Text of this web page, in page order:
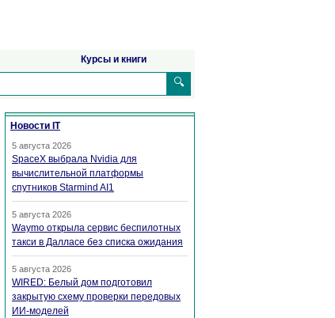
Курсы и книги
🔍
Новости IT
5 августа 2026
SpaceX выбрала Nvidia для
вычислительной платформы
спутников Starmind AI1
5 августа 2026
Waymo открыла сервис беспилотных
такси в Далласе без списка ожидания
5 августа 2026
WIRED: Белый дом подготовил
закрытую схему проверки передовых
ИИ-моделей